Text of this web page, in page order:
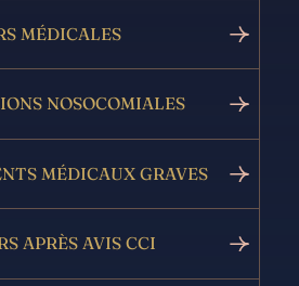
MÉDICALES
NOSOCOMIALES
MÉDICAUX GRAVES
APRÈS AVIS CCI